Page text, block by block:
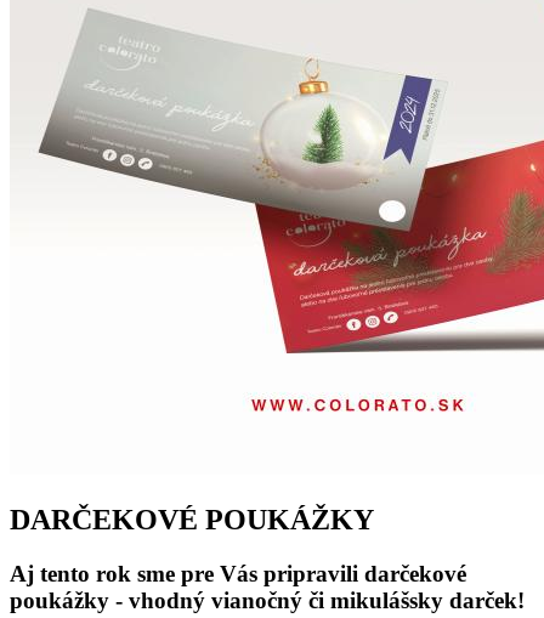
DARČEKOVÉ POUKÁŽKY
Aj tento rok sme pre Vás pripravili darčekové
poukážky - vhodný vianočný či mikulášsky darček!